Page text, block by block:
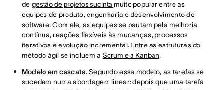
de gestão de projetos sucinta muito popular entre as
equipes de produto, engenharia e desenvolvimento de
software. Com ele, as equipes se pautam pela melhoria
contínua, reações flexíveis às mudanças, processos
iterativos e evolução incremental. Entre as estruturas do
método ágil se incluem a Scrum e a Kanban.
Modelo em cascata. Segundo esse modelo, as tarefas se
sucedem numa abordagem linear: depois que uma tarefa